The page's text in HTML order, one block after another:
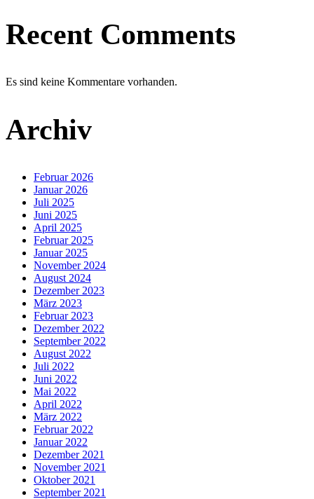
Recent Comments
Es sind keine Kommentare vorhanden.
Archiv
Februar 2026
Januar 2026
Juli 2025
Juni 2025
April 2025
Februar 2025
Januar 2025
November 2024
August 2024
Dezember 2023
März 2023
Februar 2023
Dezember 2022
September 2022
August 2022
Juli 2022
Juni 2022
Mai 2022
April 2022
März 2022
Februar 2022
Januar 2022
Dezember 2021
November 2021
Oktober 2021
September 2021